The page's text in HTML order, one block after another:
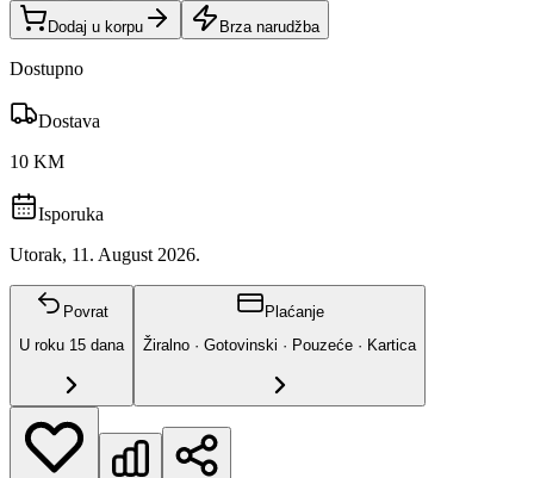
Dodaj u korpu Brza narudžba
Dostupno
Dostava
10 KM
Isporuka
Utorak, 11. August 2026.
Povrat
U roku 15 dana
Plaćanje
Žiralno · Gotovinski · Pouzeće · Kartica